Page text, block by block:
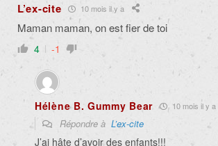
L’ex-cite 10 mois il y a
Maman maman, on est fier de toi
4 -1
Hélène B. Gummy Bear 10 mois il y a
Répondre à L’ex-cite
J’ai hâte d’avoir des enfants!!!